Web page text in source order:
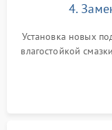
4.
Установка новых
влагостойкой
или